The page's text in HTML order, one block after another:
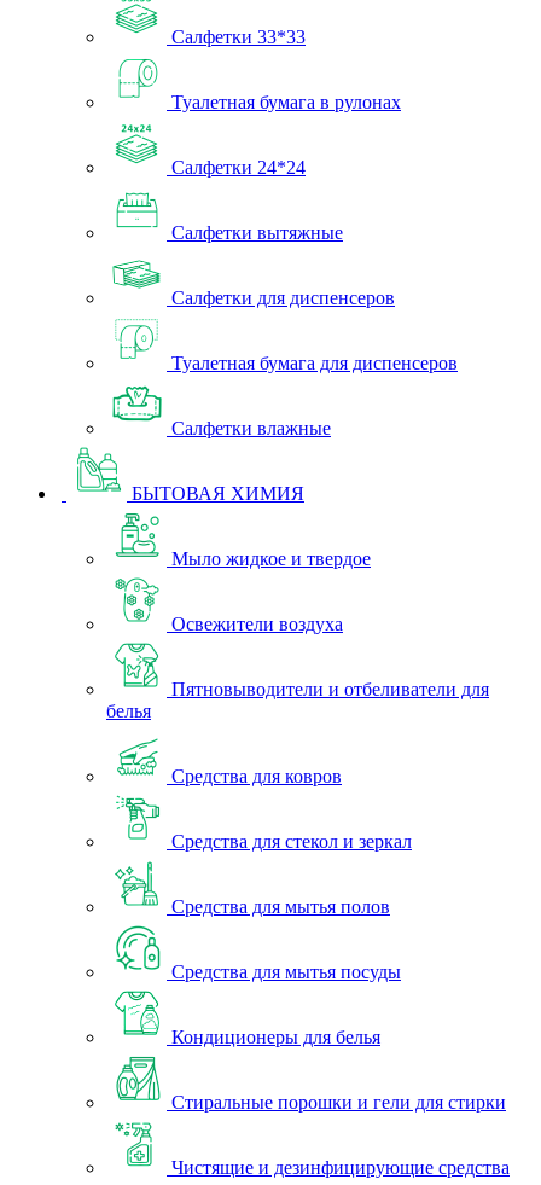
Салфетки 33*33
Туалетная бумага в рулонах
Салфетки 24*24
Салфетки вытяжные
Салфетки для диспенсеров
Туалетная бумага для диспенсеров
Салфетки влажные
БЫТОВАЯ ХИМИЯ
Мыло жидкое и твердое
Освежители воздуха
Пятновыводители и отбеливатели для
белья
Средства для ковров
Средства для стекол и зеркал
Средства для мытья полов
Средства для мытья посуды
Кондиционеры для белья
Стиральные порошки и гели для стирки
Чистящие и дезинфицирующие средства